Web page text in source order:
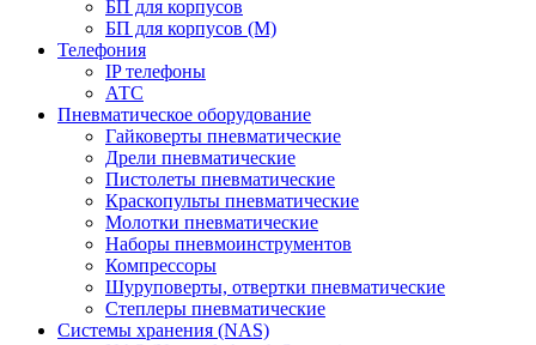
БП для корпусов
БП для корпусов (М)
Телефония
IP телефоны
АТС
Пневматическое оборудование
Гайковерты пневматические
Дрели пневматические
Пистолеты пневматические
Краскопульты пневматические
Молотки пневматические
Наборы пневмоинструментов
Компрессоры
Шуруповерты, отвертки пневматические
Степлеры пневматические
Cистемы хранения (NAS)